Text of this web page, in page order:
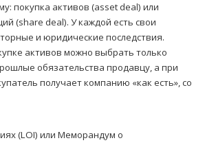
покупка активов (asset deal) или
(share deal). У каждой есть свои
и юридические последствия.
активов можно выбрать только
обязательства продавцу, а при
получает компанию «как есть», со
(LOI) или Меморандум о